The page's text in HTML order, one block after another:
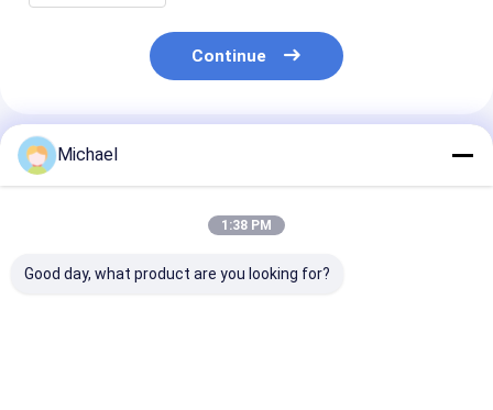
Continue
Produtos Recomendados
Michael
1:38 PM
Good day, what product are you looking for?